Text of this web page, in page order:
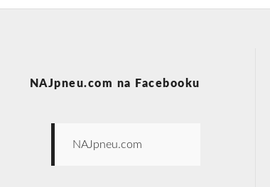
NAJpneu.com na Facebooku
NAJpneu.com